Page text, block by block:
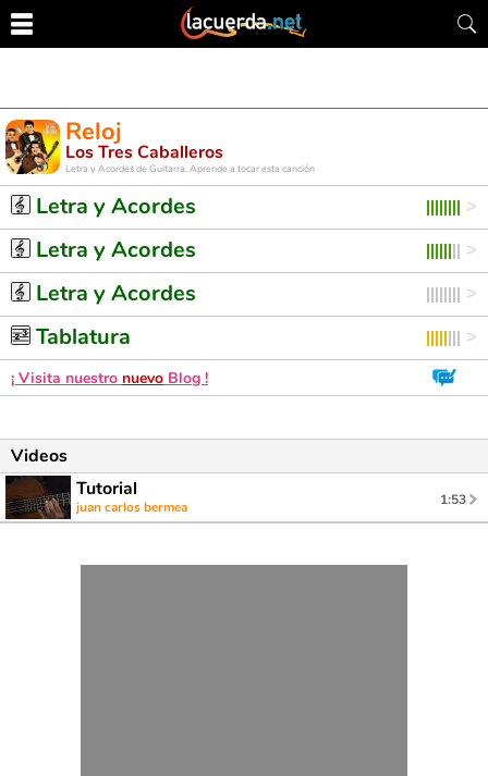
Reloj
Los Tres Caballeros
Letra y Acordes de Guitarra. Aprende a tocar esta canción
Letra y Acordes
Letra y Acordes
Letra y Acordes
Tablatura
¡ Visita nuestro nuevo Blog !
Videos
Tutorial
juan carlos bermea 1:53